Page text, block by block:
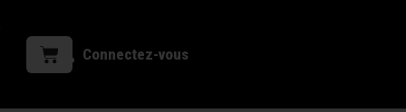
Connectez-vous